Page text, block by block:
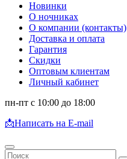
Новинки
О ночниках
О компании (контакты)
Доставка и оплата
Гарантия
Скидки
Оптовым клиентам
Личный кабинет
пн-пт с 10:00 до 18:00
📩Написать на E-mail